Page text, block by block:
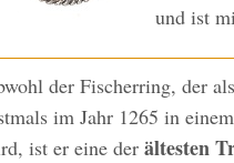
und ist
der Fischerring, der
im Jahr 1265 in
ist er eine der ältesten